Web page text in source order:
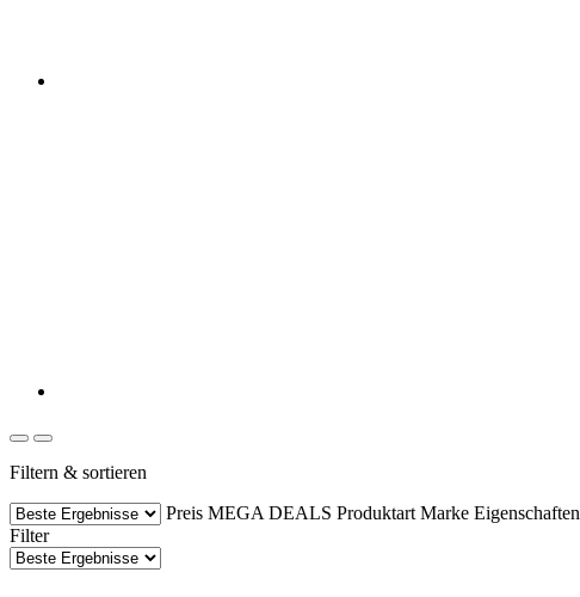
Filtern & sortieren
Preis MEGA DEALS Produktart Marke Eigenschaften
Filter